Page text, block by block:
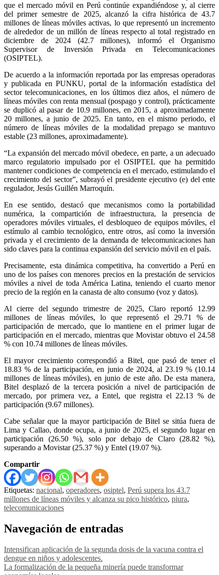
que el mercado móvil en Perú continúe expandiéndose y, al cierre
del primer semestre de 2025, alcanzó la cifra histórica de 43.7
millones de líneas móviles activas, lo que representó un incremento
de alrededor de un millón de líneas respecto al total registrado en
diciembre de 2024 (42.7 millones), informó el Organismo
Supervisor de Inversión Privada en Telecomunicaciones
(OSIPTEL).
De acuerdo a la información reportada por las empresas operadoras
y publicada en PUNKU, portal de la información estadística del
sector telecomunicaciones, en los últimos diez años, el número de
líneas móviles con renta mensual (pospago y control), prácticamente
se duplicó al pasar de 10.9 millones, en 2015, a aproximadamente
20 millones, a junio de 2025. En tanto, en el mismo periodo, el
número de líneas móviles de la modalidad prepago se mantuvo
estable (23 millones, aproximadamente).
“La expansión del mercado móvil obedece, en parte, a un adecuado
marco regulatorio impulsado por el OSIPTEL que ha permitido
mantener condiciones de competencia en el mercado, estimulando el
crecimiento del sector”, subrayó el presidente ejecutivo (e) del ente
regulador, Jesús Guillén Marroquín.
En ese sentido, destacó que mecanismos como la portabilidad
numérica, la compartición de infraestructura, la presencia de
operadores móviles virtuales, el desbloqueo de equipos móviles, el
estímulo al cambio tecnológico, entre otros, así como la inversión
privada y el crecimiento de la demanda de telecomunicaciones han
sido claves para la continua expansión del servicio móvil en el país.
Precisamente, esta dinámica competitiva, ha convertido a Perú en
uno de los países con menores precios en la prestación de servicios
móviles a nivel de toda América Latina, teniendo el cuarto menor
precio de la región en la canasta de alto consumo (voz y datos).
Al cierre del segundo trimestre de 2025, Claro reportó 12.99
millones de líneas móviles, lo que representó el 29.71 % de
participación de mercado, que lo mantiene en el primer lugar de
participación en el mercado, mientras que Movistar obtuvo el 24.58
% con 10.74 millones de líneas móviles.
El mayor crecimiento correspondió a Bitel, que pasó de tener el
18.83 % de la participación, en junio de 2024, al 23.19 % (10.14
millones de líneas móviles), en junio de este año. De esta manera,
Bitel desplazó de la tercera posición a nivel de participación de
mercado, por primera vez, a Entel, que registra el 22.13 % de
participación (9.67 millones).
Cabe señalar que la mayor participación de Bitel se sitúa fuera de
Lima y Callao, donde ocupa, a junio de 2025, el segundo lugar en
participación (26.50 %), solo por debajo de Claro (28.82 %),
superando a Movistar (25.37 %) y Entel (19.07 %).
Compartir
Etiquetas: nacional, operadores, osiptel, Perú supera los 43.7
millones de líneas móviles y alcanza su pico histórico, piura,
telecomunicaciones
Navegación de entradas
Intensifican aplicación de la segunda dosis de la vacuna contra el
dengue en niños y adolescentes.
La formalización de la pequeña minería puede transformar